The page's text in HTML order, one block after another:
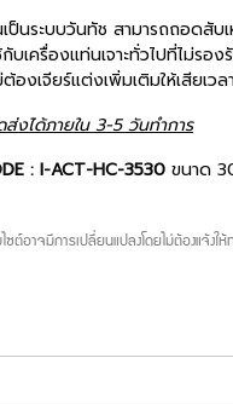
ป็นระบบวันทัช สามารถถอดสับ
กับเครื่องแท่นเจาะทั่วไปที่ไม่ร
ต้องเจียร์แต่งเพิ่มเติมให้เสียเ
งได้ภายใน 3-5 วันทำการ
: I-ACT-HC-3530 ขนาด
ซต์อาจมีการเปลี่ยนแปลงโดยไม่ต้องแจ้